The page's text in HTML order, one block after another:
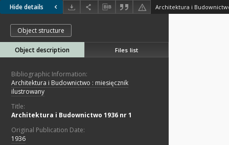
Hide details Architektura i
Object structure
Object description Files list
Bibliographic Information:
Architektura i Budownictwo : miesięcznik
ilustrowany
Title:
Architektura i Budownictwo 1936 nr 1
Original Publication Date:
1936